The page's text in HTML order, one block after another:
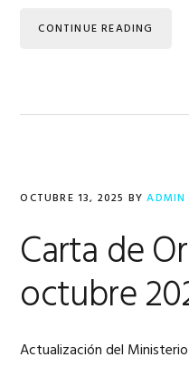
CONTINUE READING
OCTUBRE 13, 2025 BYADMIN
Carta de
octubre
Actualización del